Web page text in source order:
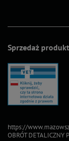
Sprzedaż
https://
OBRÓT DETALICZNY